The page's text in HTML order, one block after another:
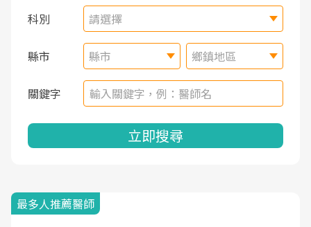
科別 請選擇
縣市 縣市 鄉鎮地區
關鍵字
立即搜尋
最多人推薦醫師